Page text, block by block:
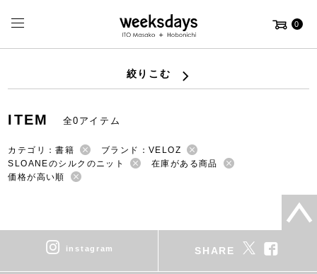
0
絞りこむ
ITEM 全0アイテム
カテゴリ：書籍
ブランド：VELOZ
SLOANEのシルクのニット
在庫がある商品
価格が高い順
instagram SHARE